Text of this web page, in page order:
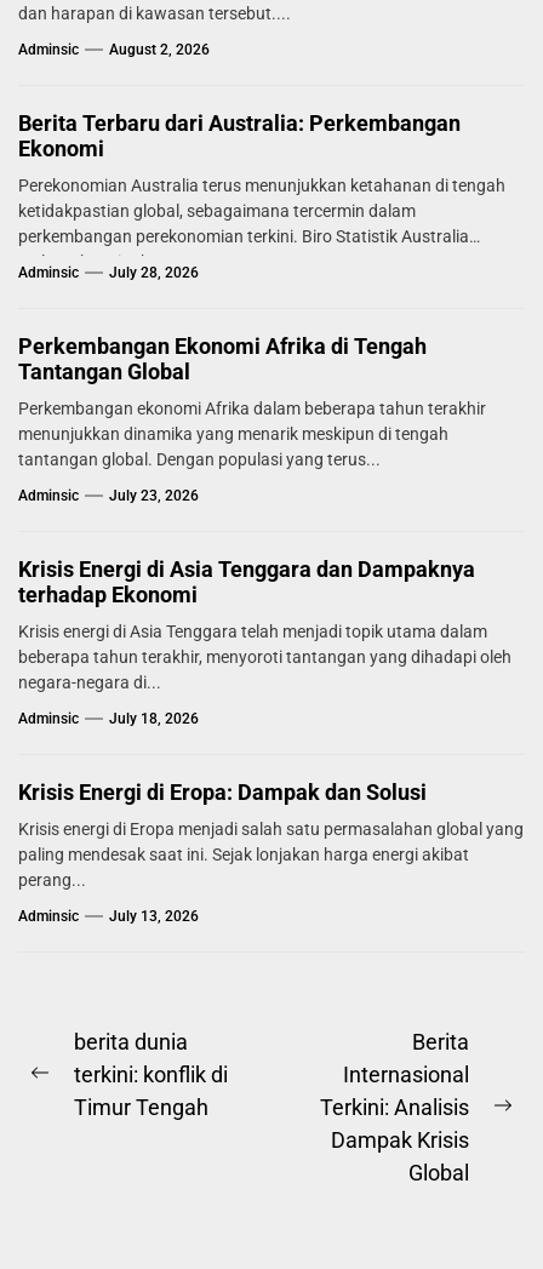
dan harapan di kawasan tersebut....
Adminsic August 2, 2026
Berita Terbaru dari Australia: Perkembangan
Ekonomi
Perekonomian Australia terus menunjukkan ketahanan di tengah
ketidakpastian global, sebagaimana tercermin dalam
perkembangan perekonomian terkini. Biro Statistik Australia
melaporkan tingkat...
Adminsic July 28, 2026
Perkembangan Ekonomi Afrika di Tengah
Tantangan Global
Perkembangan ekonomi Afrika dalam beberapa tahun terakhir
menunjukkan dinamika yang menarik meskipun di tengah
tantangan global. Dengan populasi yang terus...
Adminsic July 23, 2026
Krisis Energi di Asia Tenggara dan Dampaknya
terhadap Ekonomi
Krisis energi di Asia Tenggara telah menjadi topik utama dalam
beberapa tahun terakhir, menyoroti tantangan yang dihadapi oleh
negara-negara di...
Adminsic July 18, 2026
Krisis Energi di Eropa: Dampak dan Solusi
Krisis energi di Eropa menjadi salah satu permasalahan global yang
paling mendesak saat ini. Sejak lonjakan harga energi akibat
perang...
Adminsic July 13, 2026
Post
navigation
Previous
berita dunia
terkini: konflik di
Timur Tengah
Berita
Internasional
Terkini: Analisis
Dampak Krisis
Global